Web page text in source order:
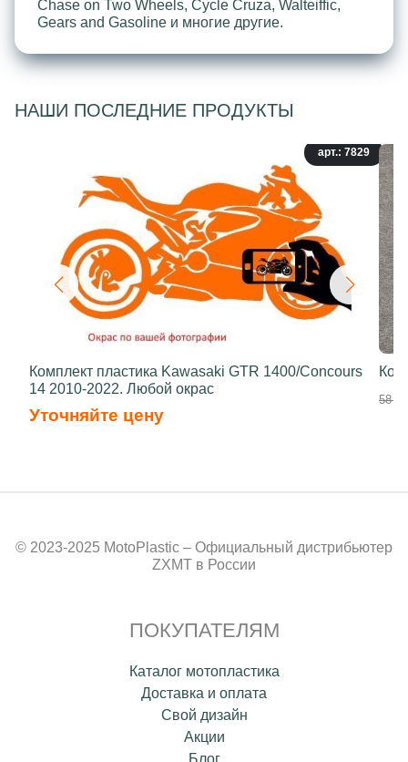
Chase on Two Wheels, Cycle Cruza, Walteiffic,
Gears and Gasoline и многие другие.
НАШИ ПОСЛЕДНИЕ ПРОДУКТЫ
арт.: 7829
Комплект пластика Kawasaki GTR 1400/Concours
14 2010-2022. Любой окрас
Уточняйте цену
58
© 2023-2025 MotoPlastic – Официальный дистрибьютер
ZXMT в России
ПОКУПАТЕЛЯМ
Каталог мотопластика
Доставка и оплата
Свой дизайн
Акции
Блог